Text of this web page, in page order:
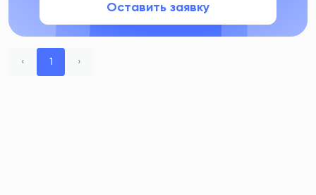
Оставить заявку
‹ 1 ›